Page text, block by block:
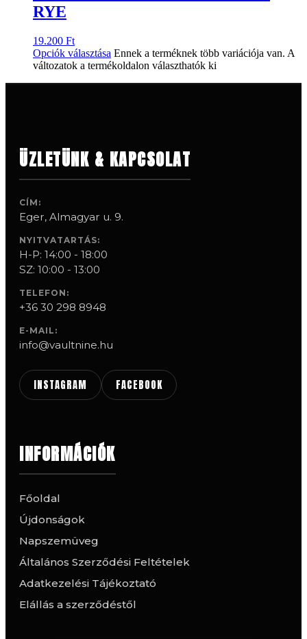
RYE
19.200 Ft
Opciók választása Ennek a terméknek több variációja van. A
változatok a termékoldalon választhatók ki
ÜZLETÜNK & KAPCSOLAT
CÍM:
Eger, Almagyar u. 9.
NYITVATARTÁS:
H-P: 14:00 - 18:00
SZ: 10:00 - 13:00
TELEFON:
+36 30 298 8948
E-MAIL:
info@vaultnine.hu
INSTAGRAM FACEBOOK
INFORMÁCIÓK
Főoldal
Újdonságok
Napszemüveg
Általános Szerződési Feltételek
Adatkezelési Tájékoztató
Elállás a szerződéstől